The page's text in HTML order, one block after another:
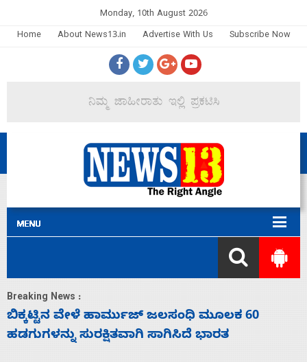
Monday, 10th August 2026
Home
About News13.in Advertise With Us Subscribe Now
Breaking News :
ನಾಗೇಂದ್ರ ರಾಜೀನಾಮೆ ಕೊಡದಿದ್ದರೆ ಸದನ ನಡೆಸಲು
ಬಿಡೆವು: ಛಲವಾದಿ ನಾರಾಯಣಸ್ವಾಮಿ